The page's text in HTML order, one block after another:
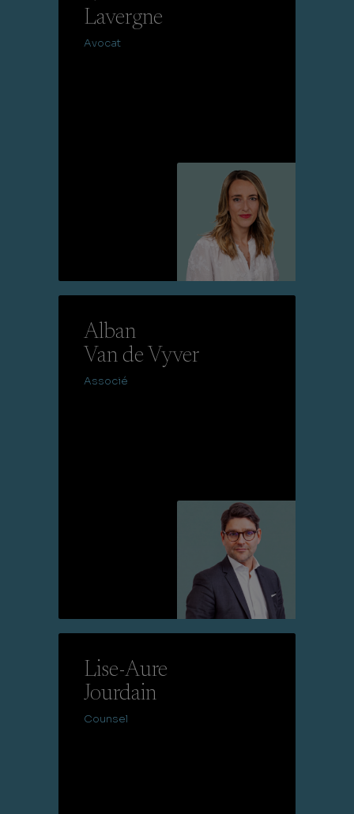
Lavergne
Avocat
Alban
Van de Vyver
Associé
Lise-Aure
Jourdain
Counsel